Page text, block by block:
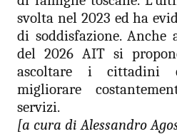
svolta nel 2023 ed ha
di soddisfazione. Anche
del 2026 AIT si
ascoltare i cittadini
migliorare
servizi.
[a cura di Alessandro